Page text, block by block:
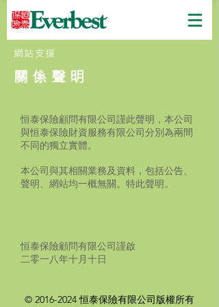
​網站支援
關係聲明
恒泰保險顧問有限公司謹此聲明，本公司
與恒泰保險財資服務有限公司分別為兩間
不同的獨立實體。
本公司與其相關業務及資料，包括公告、
聲明、網站均一概無關。特此聲明。
恒泰保險顧問有限公司謹啟
二零一八年十月十日
© 2016-2024恒泰保險有限公司版權所有​